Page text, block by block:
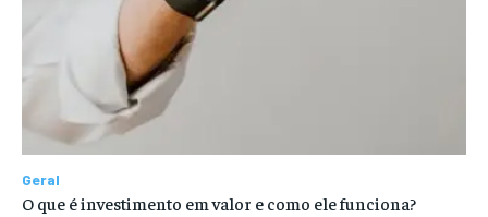
Geral
O que é investimento em valor e como ele funciona?